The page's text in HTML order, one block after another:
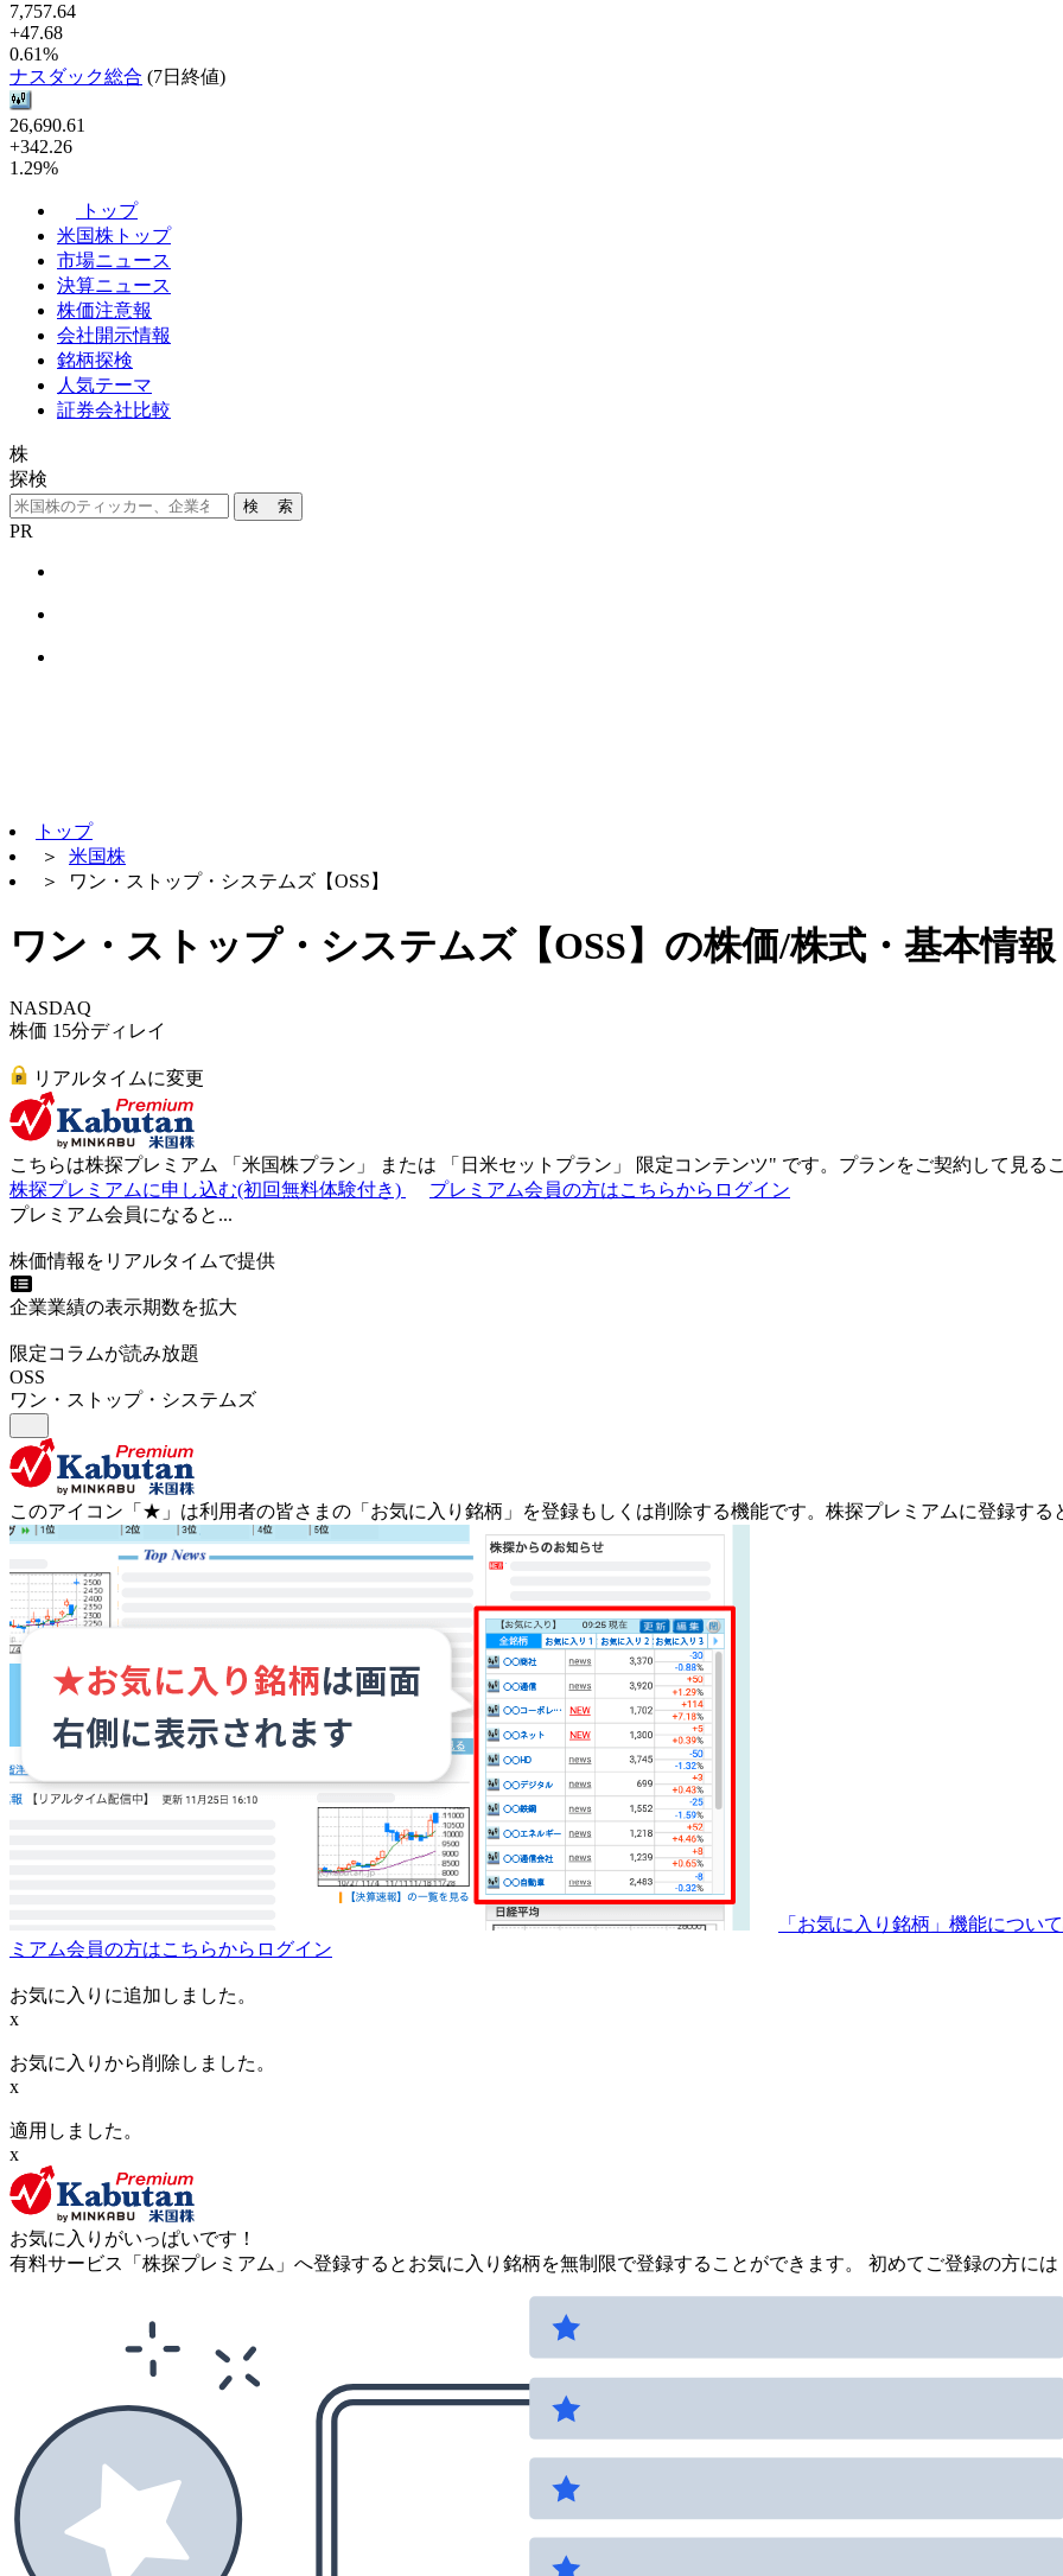
7,757.64
+47.68
0.61%
ナスダック総合 (7日終値)
26,690.61
+342.26
1.29%
トップ
米国株トップ
市場ニュース
決算ニュース
株価注意報
会社開示情報
銘柄探検
人気テーマ
証券会社比較
株
探検
検 索
PR
トップ
＞ 米国株
＞
ワン・ストップ・システムズ【OSS】
ワン・ストップ・システムズ【OSS】の株価/株式・基本情報
NASDAQ
株価 15分ディレイ
リアルタイムに変更
こちらは株探プレミアム 「 米国株プラン 」 または 「 日米セットプラン 」 限定コンテンツ" です。プランをご契約して見る
株探プレミアムに申し込む(初回無料体験付き)
プレミアム会員の方はこちらからログイン
プレミアム会員になると...
株価情報をリアルタイムで提供
企業業績の表示期数を拡大
限定コラムが読み放題
OSS
ワン・ストップ・システムズ
このアイコン 「★」 は利用者の皆さまの 「お気に入り銘柄」を登録もしくは削除する機能です。 株探プレミアムに登録する
「お気に入り銘柄」機能につい
ミアム会員の方はこちらからログイン
お気に入りに追加しました。
x
お気に入りから削除しました。
x
適用しました。
x
お気に入りがいっぱいです！
有料サービス「株探プレミアム」へ登録するとお気に入り銘柄を無制限で登録することができます。 初めてご登録の方には